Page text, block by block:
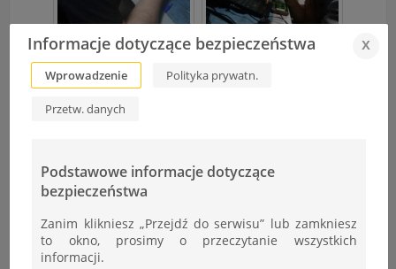
Informacje dotyczące bezpieczeństwa x
Wprowadzenie Polityka prywatn.
Przetw. danych
Podstawowe informacje dotyczące
bezpieczeństwa
Zanim klikniesz „Przejdź do serwisu” lub zamkniesz
to okno, prosimy o przeczytanie wszystkich
informacji.